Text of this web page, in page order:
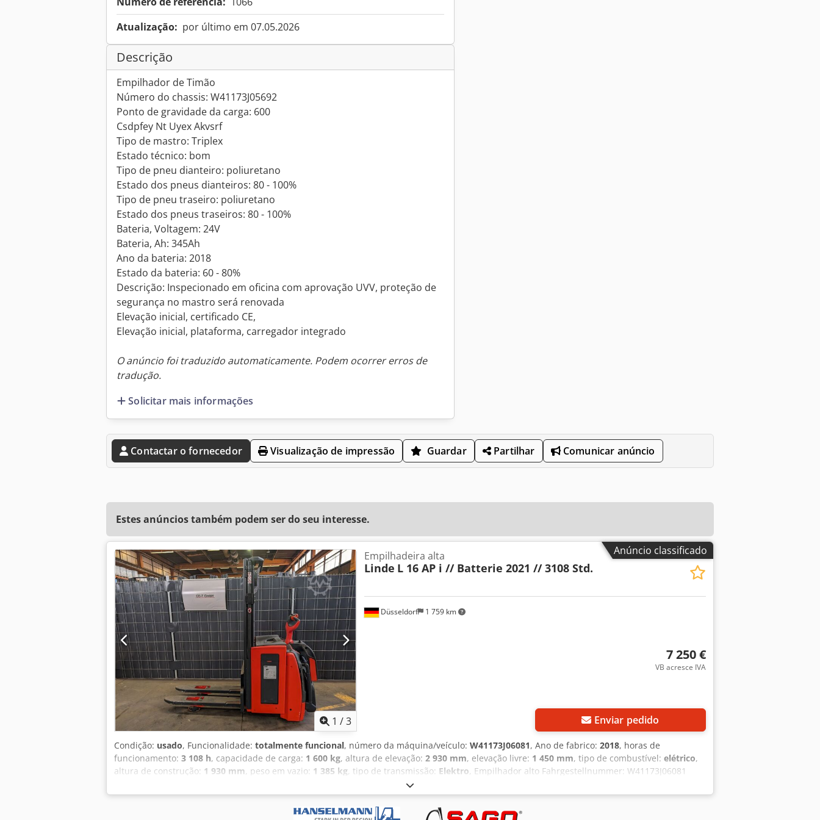
Atualização: por último em 07.05.2026
Descrição
Empilhador de Timão
Número do chassis: W41173J05692
Ponto de gravidade da carga: 600
Csdpfey Nt Uyex Akvsrf
Tipo de mastro: Triplex
Estado técnico: bom
Tipo de pneu dianteiro: poliuretano
Estado dos pneus dianteiros: 80 - 100%
Tipo de pneu traseiro: poliuretano
Estado dos pneus traseiros: 80 - 100%
Bateria, Voltagem: 24V
Bateria, Ah: 345Ah
Ano da bateria: 2018
Estado da bateria: 60 - 80%
Descrição: Inspecionado em oficina com aprovação UVV, proteção de
segurança no mastro será renovada
Elevação inicial, certificado CE,
Elevação inicial, plataforma, carregador integrado
O anúncio foi traduzido automaticamente. Podem ocorrer erros de
tradução.
Solicitar mais informações
Contactar o fornecedor Visualização de impressão Guardar Partilhar Comunicar anúncio
Estes anúncios também podem ser do seu interesse.
Anúncio classificado
1 /3
Düsseldorf 1 759 km
Empilhadeira alta
Linde L 16 AP i // Batterie 2021 // 3108 Std.
7 250 €
VB acresce IVA
Enviar pedido
Condição: usado, Funcionalidade: totalmente funcional, número da máquina/veículo: W41173J06081, Ano de fabrico: 2018, horas de
funcionamento: 3 108 h, capacidade de carga: 1 600 kg, altura de elevação: 2 930 mm, elevação livre: 1 450 mm, tipo de combustível: elétrico,
altura de construção: 1 930 mm, peso em vazio: 1 385 kg, tipo de transmissão: Elektro, Empilhador alto Fahrgestellnummer: W41173J06081
Estado técnico: bom Tipo de pneus dianteiros: poliuretano Bateria Volt: 24V Bateria Ah: 300Ah Cedpfx Aksuhw T Tjvsrf Ano de fabrico da bateria:
2021 Descrição: Linde L16 AP No.: M0305 Ano de construção: 2018 Horas de funcionamento: 3108 O dispositivo está visualmente e tecnicamente
em boas condições. Sujeito a erros e venda prévia. Se não encontrou o seu camião, por favor contacte-nos. Temos uma grande seleção de